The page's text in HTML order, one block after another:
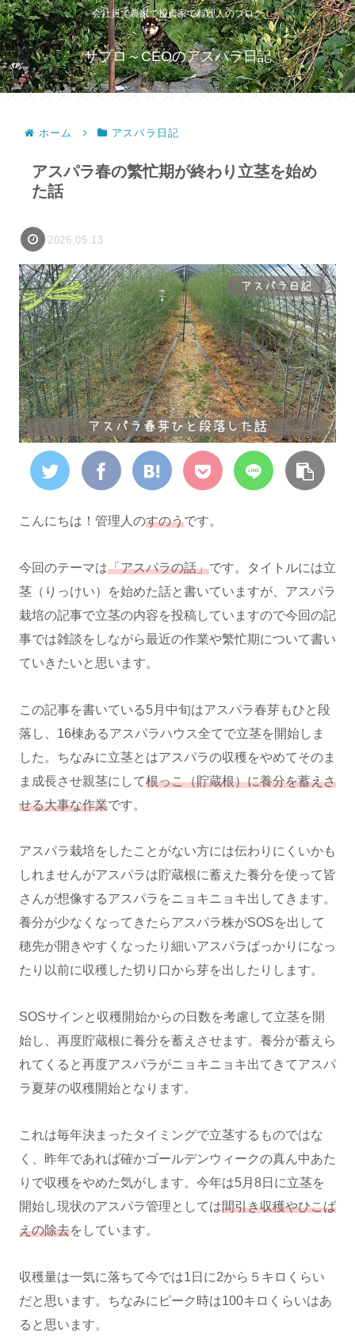
会社員で農家で投資家で料理人のブログ
サブロ～CEOのアスパラ日記
ホーム アスパラ日記
アスパラ春の繁忙期が終わり立茎を始め
た話
2026.05.13
こんにちは！管理人のすのうです。
今回のテーマは「アスパラの話」です。タイトルには立
茎（りっけい）を始めた話と書いていますが、アスパラ
栽培の記事で立茎の内容を投稿していますので今回の記
事では雑談をしながら最近の作業や繁忙期について書い
ていきたいと思います。
この記事を書いている5月中旬はアスパラ春芽もひと段
落し、16棟あるアスパラハウス全てで立茎を開始しま
した。ちなみに立茎とはアスパラの収穫をやめてそのま
ま成長させ親茎にして根っこ（貯蔵根）に養分を蓄えさ
せる大事な作業です。
アスパラ栽培をしたことがない方には伝わりにくいかも
しれませんがアスパラは貯蔵根に蓄えた養分を使って皆
さんが想像するアスパラをニョキニョキ出してきます。
養分が少なくなってきたらアスパラ株がSOSを出して
穂先が開きやすくなったり細いアスパラばっかりになっ
たり以前に収穫した切り口から芽を出したりします。
SOSサインと収穫開始からの日数を考慮して立茎を開
始し、再度貯蔵根に養分を蓄えさせます。養分が蓄えら
れてくると再度アスパラがニョキニョキ出てきてアスパ
ラ夏芽の収穫開始となります。
これは毎年決まったタイミングで立茎するものではな
く、昨年であれば確かゴールデンウィークの真ん中あた
りで収穫をやめた気がします。今年は5月8日に立茎を
開始し現状のアスパラ管理としては間引き収穫やひこば
えの除去をしています。
収穫量は一気に落ちて今では1日に2から５キロくらい
だと思います。ちなみにピーク時は100キロくらいはあ
ると思います。